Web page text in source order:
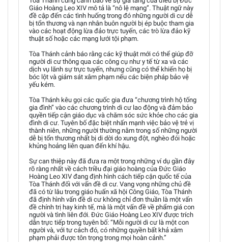
Giáo Hoàng Leo XIV mô tả là “nô lệ mạng”. Thuật ngữ này
đề cập đến các tình huống trong đó những người di cư dễ
bị tổn thương và nạn nhân buôn người bị ép buộc tham gia
vào các hoạt động lừa đảo trực tuyến, các trò lừa đảo kỹ
thuật số hoặc các mạng lưới tội phạm.
Tòa Thánh cảnh báo rằng các kỹ thuật mới có thể giúp đỡ
người di cư thông qua các công cụ như y tế từ xa và các
dịch vụ lãnh sự trực tuyến, nhưng cũng có thể khiến họ bị
bóc lột và giám sát xâm phạm nếu các biện pháp bảo vệ
yếu kém.
Tòa Thánh kêu gọi các quốc gia đưa “chương trình hộ tống
gia đình” vào các chương trình di cư lao động và đảm bảo
quyền tiếp cận giáo dục và chăm sóc sức khỏe cho các gia
đình di cư. Tuyên bố đặc biệt nhấn mạnh việc bảo vệ trẻ vị
thành niên, những người thường nằm trong số những người
dễ bị tổn thương nhất bị di dời do xung đột, nghèo đói hoặc
khủng hoảng liên quan đến khí hậu.
Sự can thiệp này đã đưa ra một trong những ví dụ gần đây
rõ ràng nhất về cách triều đại giáo hoàng của Đức Giáo
Hoàng Leo XIV đang định hình cách tiếp cận quốc tế của
Tòa Thánh đối với vấn đề di cư. Vang vọng những chủ đề
đã có từ lâu trong giáo huấn xã hội Công Giáo, Tòa Thánh
đã định hình vấn đề di cư không chỉ đơn thuần là một vấn
đề chính trị hay kinh tế, mà là một vấn đề về phẩm giá con
người và tình liên đới. Đức Giáo Hoàng Leo XIV được trích
dẫn trực tiếp trong tuyên bố: “Mỗi người di cư là một con
người và, với tư cách đó, có những quyền bất khả xâm
phạm phải được tôn trọng trong mọi hoàn cảnh.”